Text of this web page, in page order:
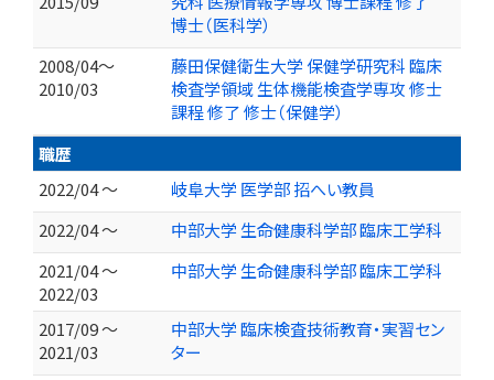
博士（医科学）
2008/04～
2010/03
藤田保健衛生大学 保健学研究科 臨床
検査学領域 生体機能検査学専攻 修士
課程 修了 修士（保健学）
職歴
2022/04 ～
岐阜大学 医学部 招へい教員
2022/04 ～
中部大学 生命健康科学部 臨床工学科
2021/04 ～
2022/03
中部大学 生命健康科学部 臨床工学科
2017/09 ～
2021/03
中部大学 臨床検査技術教育・実習セン
ター